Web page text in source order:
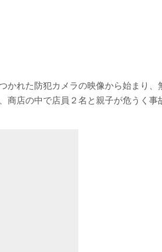
かれた防犯カメラの映像から始まり、
商店の中で店員２名と親子が危うく